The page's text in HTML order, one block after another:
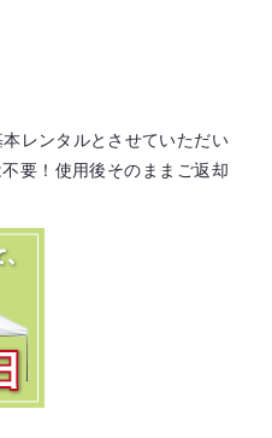
レンタルとさせていただい
要！ 使用後そのままご返却